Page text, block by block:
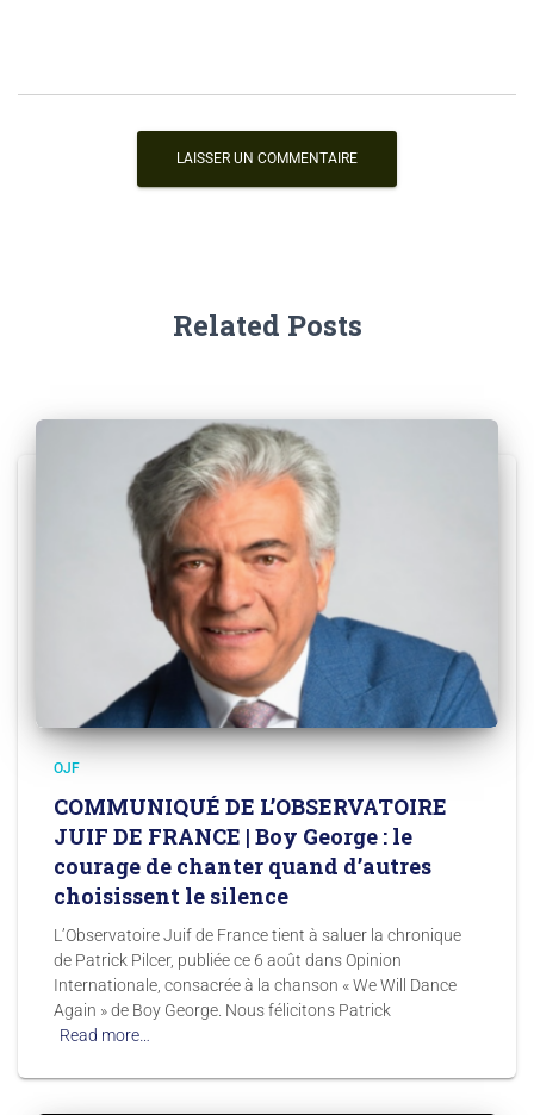
Related Posts
OJF
COMMUNIQUÉ DE L’OBSERVATOIRE
JUIF DE FRANCE | Boy George : le
courage de chanter quand d’autres
choisissent le silence
L’Observatoire Juif de France tient à saluer la chronique
de Patrick Pilcer, publiée ce 6 août dans Opinion
Internationale, consacrée à la chanson « We Will Dance
Again » de Boy George. Nous félicitons Patrick
Read more…